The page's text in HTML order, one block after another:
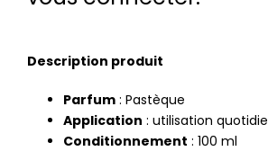
Description produit
Parfum : Pastèque
Application : utilisation
Conditionnement : 100 ml